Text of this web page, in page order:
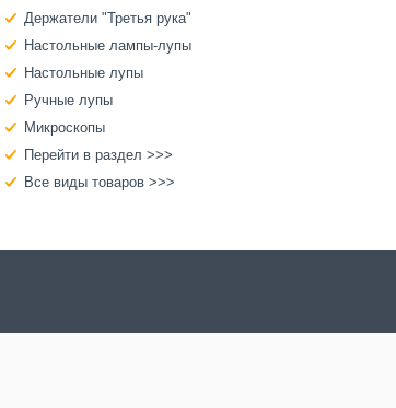
Держатели "Третья рука"
Настольные лампы-лупы
Настольные лупы
Ручные лупы
Микроскопы
Перейти в раздел >>>
Все виды товаров >>>